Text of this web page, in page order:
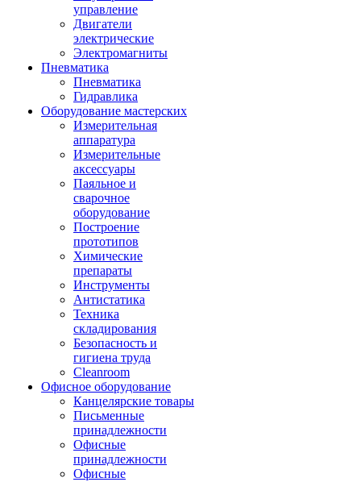
управление
Двигатели
электрические
Электромагниты
Пневматика
Пневматика
Гидравлика
Оборудование мастерских
Измерительная
аппаратура
Измерительные
аксессуары
Паяльное и
сварочное
оборудование
Построение
прототипов
Химические
препараты
Инструменты
Aнтистатика
Техника
складирования
Безопасность и
гигиена труда
Cleanroom
Офисное оборудование
Канцелярские товары
Письменные
принадлежности
Офисные
принадлежности
Офисные